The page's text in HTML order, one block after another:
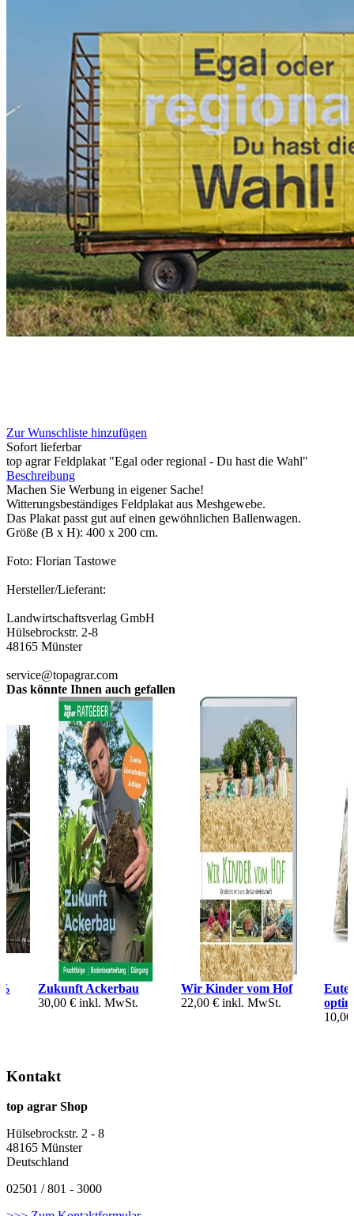
Zum Anfang der Bildergalerie springen
Artikelnr. 080644
top agrar Feldplakat Groß:
"Egal oder regional - Du hast
die Wahl"
Zur Wunschliste hinzufügen
Sofort lieferbar
top agrar Feldplakat "Egal oder regional - Du hast die Wahl"
Beschreibung
Machen Sie Werbung in eigener Sache!
Witterungsbeständiges Feldplakat aus Meshgewebe.
Das Plakat passt gut auf einen gewöhnlichen Ballenwagen.
Größe (B x H): 400 x 200 cm.
Foto: Florian Tastowe
Hersteller/Lieferant:
Landwirtschaftsverlag GmbH
Hülsebrockstr. 2-8
48165 Münster
service@topagrar.com
Das könnte Ihnen auch gefallen
Zukunft Ackerbau
30,00 € inkl. MwSt.
Wir Kinder vom Hof
22,00 € inkl. MwSt.
Kontakt
top agrar Shop
Hülsebrockstr. 2 - 8
48165 Münster
Deutschland
02501 / 801 - 3000